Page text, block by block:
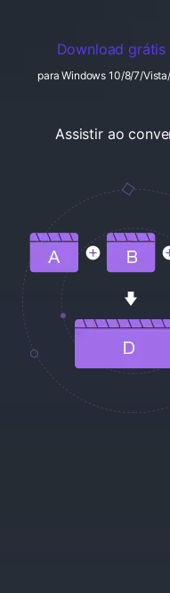
Usuários de DVD
Usuários de Mac
Assista ao tutorial em
UniConverter.
Uma lista de todos os
O que há de novo?
Os produtos e
Download grátis
para Windows 10/8/7/
Assistir ao